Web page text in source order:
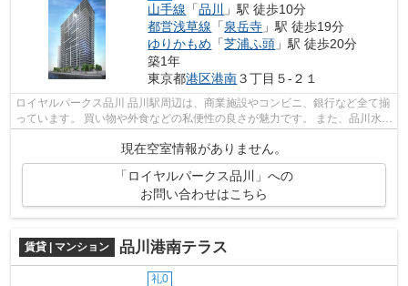
山手線 「品川
」駅 徒歩10分
都営浅草線 「泉岳寺 」駅 徒歩19分
ゆりかもめ 「芝浦ふ頭 」駅 徒歩20分
築1年
東京都港区港南３丁目５-２１
ロイヤルパークス品川 品川駅周辺は、商業施設やコンビニ、銀行など全て揃
っています。 買い物や外食などの私便性の良さが魅力です。 また、品川水族
館など休日に楽しめるスポットも...
現在空室情報がありません。
「ロイヤルパークス品川」への
お問い合わせはこちら
賃貸 | マンション 品川港南テラス
礼0